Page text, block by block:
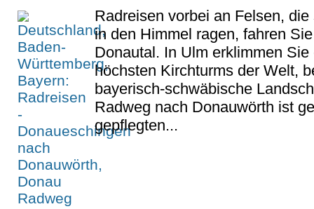
Radreisen vorbei an Felsen,
in den Himmel ragen, fahren
Donautal. In Ulm erklimmen
höchsten Kirchturms der Welt,
bayerisch-schwäbische
Radweg nach Donauwörth ist
gepflegten...